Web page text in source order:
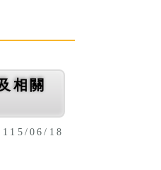
相關
115/06/18